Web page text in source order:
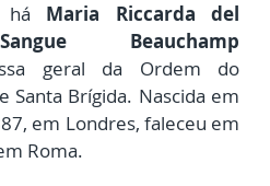
há Maria Riccarda del
Beauchamp
geral da Ordem do
Santa Brígida. Nascida em
em Londres, faleceu em
Roma.